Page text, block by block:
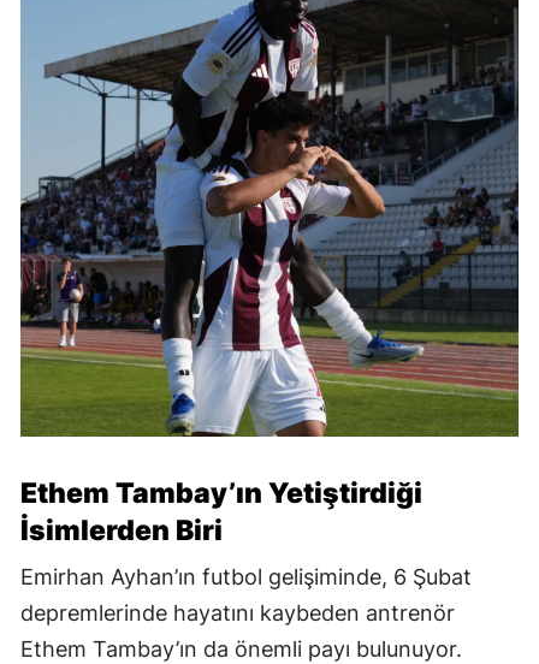
Ethem Tambay’ın Yetiştirdiği
İsimlerden Biri
Emirhan Ayhan’ın futbol gelişiminde, 6 Şubat
depremlerinde hayatını kaybeden antrenör
Ethem Tambay’ın da önemli payı bulunuyor.